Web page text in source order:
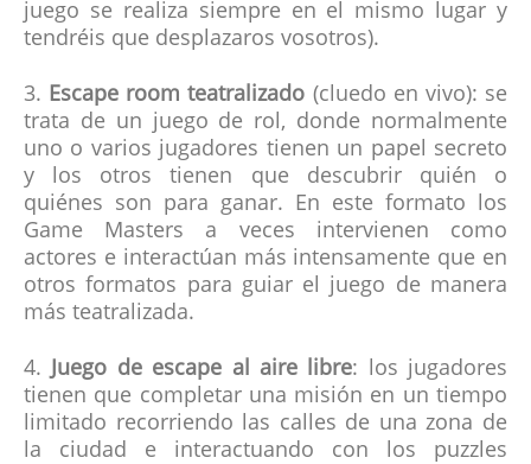
juego se realiza siempre en el mismo lugar y
tendréis que desplazaros vosotros).
3. Escape room teatralizado (cluedo en vivo): se
trata de un juego de rol, donde normalmente
uno o varios jugadores tienen un papel secreto
y los otros tienen que descubrir quién o
quiénes son para ganar. En este formato los
Game Masters a veces intervienen como
actores e interactúan más intensamente que en
otros formatos para guiar el juego de manera
más teatralizada.
4. Juego de escape al aire libre: los jugadores
tienen que completar una misión en un tiempo
limitado recorriendo las calles de una zona de
la ciudad e interactuando con los puzzles